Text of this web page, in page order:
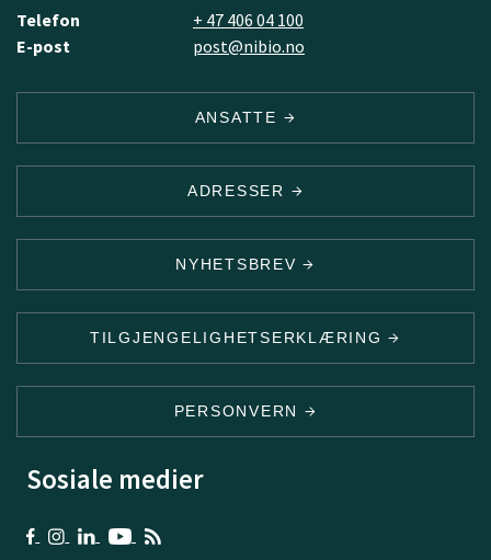
Telefon
+ 47 406 04 100
E-post
post@nibio.no
ANSATTE
ADRESSER
NYHETSBREV
TILGJENGELIGHETSERKLÆRING
PERSONVERN
Sosiale medier